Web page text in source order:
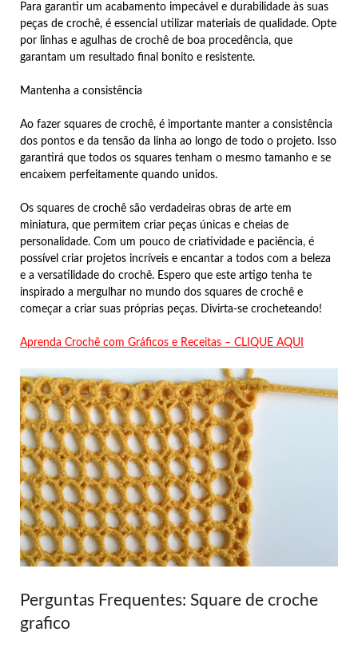
Para garantir um acabamento impecável e durabilidade às suas
peças de crochê, é essencial utilizar materiais de qualidade. Opte
por linhas e agulhas de crochê de boa procedência, que
garantam um resultado final bonito e resistente.
Mantenha a consistência
Ao fazer squares de crochê, é importante manter a consistência
dos pontos e da tensão da linha ao longo de todo o projeto. Isso
garantirá que todos os squares tenham o mesmo tamanho e se
encaixem perfeitamente quando unidos.
Os squares de crochê são verdadeiras obras de arte em
miniatura, que permitem criar peças únicas e cheias de
personalidade. Com um pouco de criatividade e paciência, é
possível criar projetos incríveis e encantar a todos com a beleza
e a versatilidade do crochê. Espero que este artigo tenha te
inspirado a mergulhar no mundo dos squares de crochê e
começar a criar suas próprias peças. Divirta-se crocheteando!
Aprenda Crochê com Gráficos e Receitas – CLIQUE AQUI
Perguntas Frequentes: Square de croche
grafico